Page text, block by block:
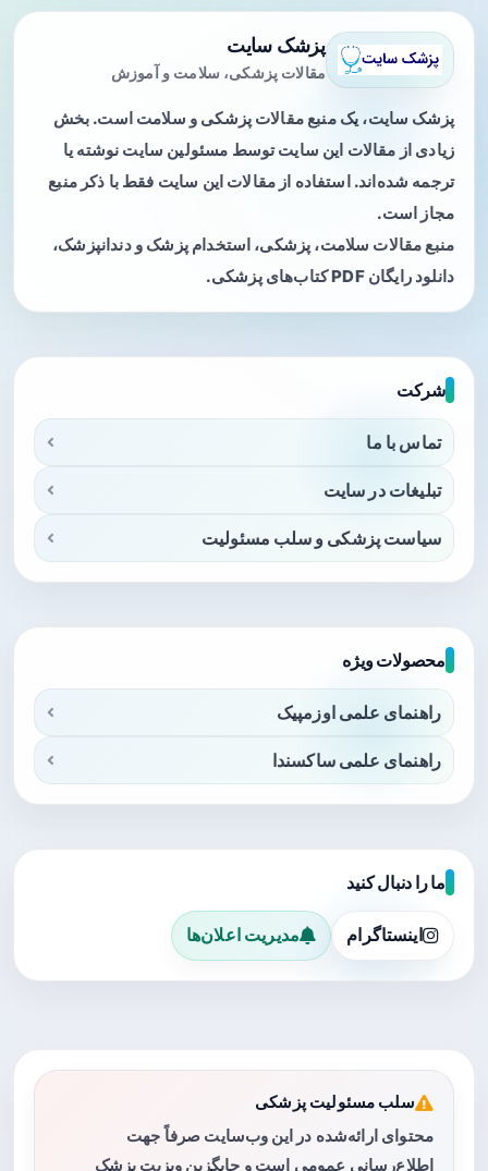
پزشک سایت
مقالات پزشکی، سلامت و آموزش
پزشک سایت، یک منبع مقالات پزشکی و سلامت است. بخش
زیادی از مقالات این سایت توسط مسئولین سایت نوشته یا
ترجمه شده‌اند. استفاده از مقالات این سایت فقط با ذکر منبع
مجاز است.
منبع مقالات سلامت، پزشکی، استخدام پزشک و دندانپزشک،
دانلود رایگان PDF کتاب‌های پزشکی.
شرکت
تماس با ما
تبلیغات در سایت
سیاست پزشکی و سلب مسئولیت
محصولات ویژه
راهنمای علمی اوزمپیک
راهنمای علمی ساکسندا
ما را دنبال کنید
اینستاگرام مدیریت اعلان‌ها
سلب مسئولیت پزشکی
محتوای ارائه‌شده در این وب‌سایت صرفاً جهت
اطلاع‌رسانی عمومی است و جایگزین ویزیت پزشک